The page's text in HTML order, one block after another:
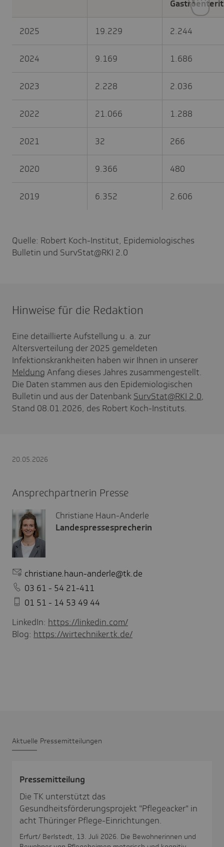
2025 19.229 2.244
2024 9.169 1.686
2023 2.228 2.036
2022 21.066 1.288
2021 32 266
2020 9.366 480
2019 6.352 2.606
Quelle: Robert Koch-Institut, Epidemiologisches
Bulletin und SurvStat@RKI 2.0
Hinweise für die Redaktion
Eine detaillierte Aufstellung u. a. zur
Altersverteilung der 2025 gemeldeten
Infektionskrankheiten haben wir Ihnen in unserer
Meldung Anfang dieses Jahres zusammengestellt.
Die Daten stammen aus den Epidemiologischen
Bulletin und aus der Datenbank SurvStat@RKI 2.0,
Stand 08.01.2026, des Robert Koch-Instituts.
20.05.2026
Ansprechpartnerin Presse
Christiane Haun-Anderle
Landespressesprecherin
christiane.haun-anderle@tk.de
03 61 - 54 21-411
01 51 - 14 53 49 44
LinkedIn: https://linkedin.com/
Blog: https://wirtechniker.tk.de/
Aktu­elle Pres­se­mit­tei­lungen
Pres­se­mit­tei­lung
Die TK unterstützt das
Gesundheitsförderungsprojekt "Pflegeacker" in
acht Thüringer Pflege-Einrichtungen.
Erfurt/ Berlstedt, 13. Juli 2026. Die Bewohnerinnen und